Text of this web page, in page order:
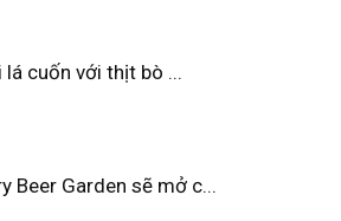
lá cuốn với thịt bò ...
Beer Garden sẽ mở c...